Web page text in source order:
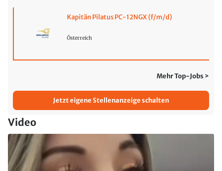
Kapitän Pilatus PC-12NGX (f/m/d)
Österreich
Mehr Top-Jobs >
Jetzt eigene Stellenanzeige schalten
Video